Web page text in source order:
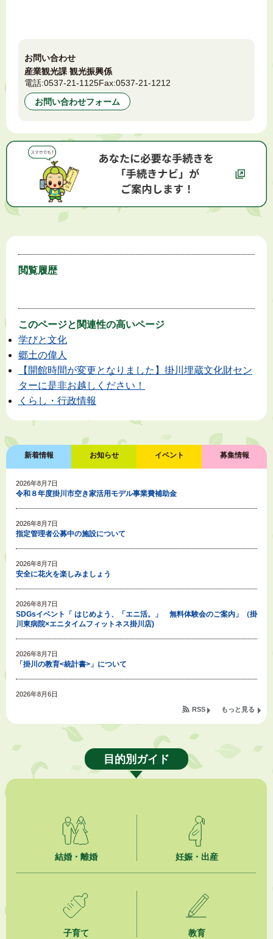
お問い合わせ
産業観光課 観光振興係
電話:0537-21-1125Fax:0537-21-1212
お問い合わせフォーム
閲覧履歴
このページと 関連性の高いページ
学びと文化
郷土の偉人
【開館時間が変更となりました】掛川埋蔵文化財セン
ターに是非お越しください！
くらし・行政情報
新着情報 お知らせ イベント 募集情報
2026年8月7日
令和８年度掛川市空き家活用モデル事業費補助金
2026年8月7日
指定管理者公募中の施設について
2026年8月7日
安全に花火を楽しみましょう
2026年8月7日
SDGsイベント「 はじめよう、「エニ活。」 無料体験会のご案内」（掛
川東病院×エニタイムフィットネス掛川店)
2026年8月7日
「掛川の教育<統計書>」について
2026年8月6日
令和８年度公民館等（大東北公民館、大須賀中央公民館）講座のお知らせ
熱中症対策「クーリングシェルター」の設置について
2026年8月6日
「お茶を知る・体験する講座」を開催します
2026年8月5日
掛川市広告入り窓口封筒無償提供者募集
もっと見る
RSS
目的別ガイド
結婚・離婚 妊娠・出産
子育て 教育